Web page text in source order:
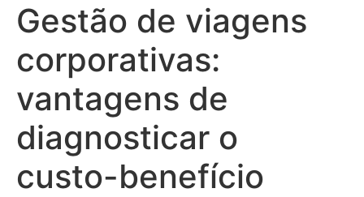
Gestão de viagens
corporativas:
vantagens de
diagnosticar o
custo-benefício